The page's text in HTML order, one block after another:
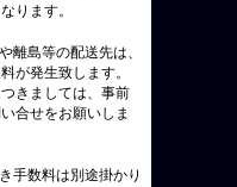
ります。
離島等の配送先は、
が発生致します。
きましては、事前
合せをお願いしま
手数料は別途掛かり